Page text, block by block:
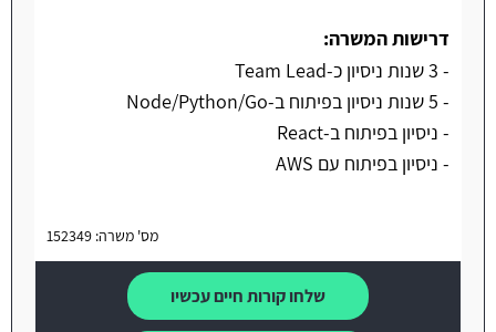
דרישות המשרה:
- 3 שנות ניסיון כ-Team Lead
- 5 שנות ניסיון בפיתוח ב-Node/Python/Go
- ניסיון בפיתוח ב-React
- ניסיון בפיתוח עם AWS
מס' משרה: 152349
שלחו קורות חיים עכשיו